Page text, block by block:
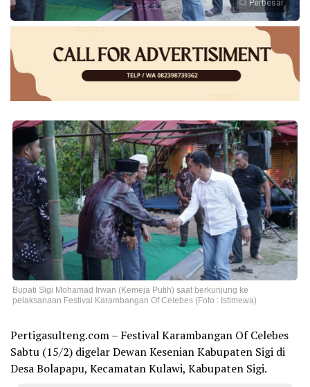
Perbesar
Bupati Sigi Mohamad Irwan (Kemeja Putih) saat berkunjung ke
pelaksanaan Festival Karambangan Of Celebes (Foto : Istimewa)
Pertigasulteng.com – Festival Karambangan Of Celebes
Sabtu (15/2) digelar Dewan Kesenian Kabupaten Sigi di
Desa Bolapapu, Kecamatan Kulawi, Kabupaten Sigi.